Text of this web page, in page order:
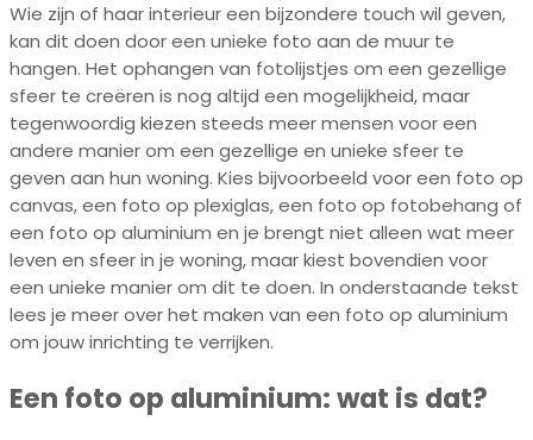
Wie zijn of haar interieur een bijzondere touch wil geven,
kan dit doen door een unieke foto aan de muur te
hangen. Het ophangen van fotolijstjes om een gezellige
sfeer te creëren is nog altijd een mogelijkheid, maar
tegenwoordig kiezen steeds meer mensen voor een
andere manier om een gezellige en unieke sfeer te
geven aan hun woning. Kies bijvoorbeeld voor een foto op
canvas, een foto op plexiglas, een foto op fotobehang of
een foto op aluminium en je brengt niet alleen wat meer
leven en sfeer in je woning, maar kiest bovendien voor
een unieke manier om dit te doen. In onderstaande tekst
lees je meer over het maken van een foto op aluminium
om jouw inrichting te verrijken.
Een foto op aluminium: wat is dat?